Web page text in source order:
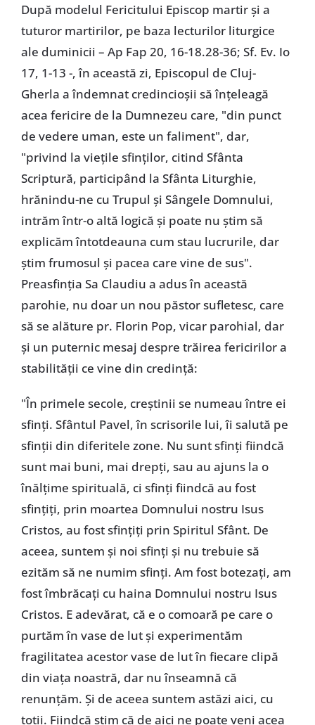
După modelul Fericitului Episcop martir și a
tuturor martirilor, pe baza lecturilor liturgice
ale duminicii – Ap Fap 20, 16-18.28-36; Sf. Ev. Io
17, 1-13 -, în această zi, Episcopul de Cluj-
Gherla a îndemnat credincioșii să înțeleagă
acea fericire de la Dumnezeu care, "din punct
de vedere uman, este un faliment", dar,
"privind la viețile sfinților, citind Sfânta
Scriptură, participând la Sfânta Liturghie,
hrănindu-ne cu Trupul și Sângele Domnului,
intrăm într-o altă logică și poate nu știm să
explicăm întotdeauna cum stau lucrurile, dar
știm frumosul și pacea care vine de sus".
Preasfinția Sa Claudiu a adus în această
parohie, nu doar un nou păstor sufletesc, care
să se alăture pr. Florin Pop, vicar parohial, dar
și un puternic mesaj despre trăirea fericirilor a
stabilității ce vine din credință:
"În primele secole, creștinii se numeau între ei
sfinți. Sfântul Pavel, în scrisorile lui, îi salută pe
sfinții din diferitele zone. Nu sunt sfinți fiindcă
sunt mai buni, mai drepți, sau au ajuns la o
înălțime spirituală, ci sfinți fiindcă au fost
sfințiți, prin moartea Domnului nostru Isus
Cristos, au fost sfințiți prin Spiritul Sfânt. De
aceea, suntem și noi sfinți și nu trebuie să
ezităm să ne numim sfinți. Am fost botezați, am
fost îmbrăcați cu haina Domnului nostru Isus
Cristos. E adevărat, că e o comoară pe care o
purtăm în vase de lut și experimentăm
fragilitatea acestor vase de lut în fiecare clipă
din viața noastră, dar nu înseamnă că
renunțăm. Și de aceea suntem astăzi aici, cu
toții. Fiindcă știm că de aici ne poate veni acea